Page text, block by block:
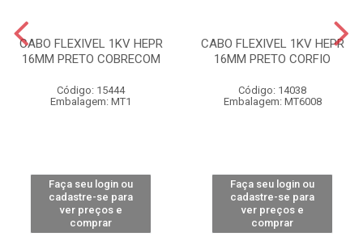
CABO FLEXIVEL 1KV HEPR
16MM PRETO COBRECOM
Código: 15444
Embalagem: MT1
Faça seu login ou
cadastre-se para
ver preços e
comprar
CABO FLEXIVEL 1KV HEPR
16MM PRETO CORFIO
Código: 14038
Embalagem: MT6008
Faça seu login ou
cadastre-se para
ver preços e
comprar